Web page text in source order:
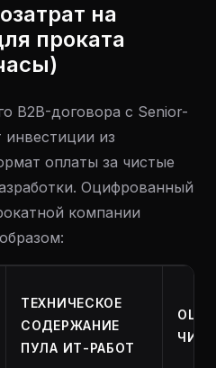
на
проката
B2B-договора с Senior-
из
оплаты за чистые
Оцифрованный
компании
ТЕХНИЧЕСКОЕ
СОДЕРЖАНИЕ
ПУЛА ИТ-РАБОТ